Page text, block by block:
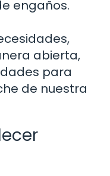
engaños.
abierta,
para
de nuestra